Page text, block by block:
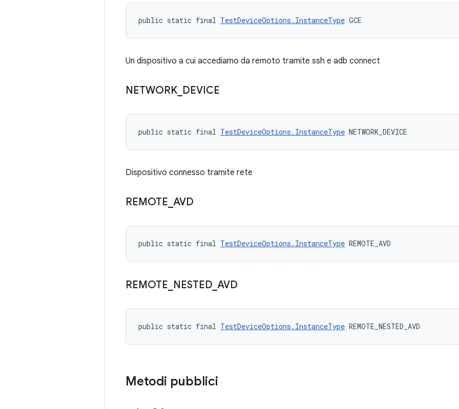
public static final TestDeviceOptions.InstanceType GCE
Un dispositivo a cui accediamo da remoto tramite ssh e adb connect
NETWORK DEVICE
public static final TestDeviceOptions.InstanceType NETWORK_DEVICE
Dispositivo connesso tramite rete
REMOTE AVD
public static final TestDeviceOptions.InstanceType REMOTE_AVD
REMOTE NESTED AVD
public static final TestDeviceOptions.InstanceType REMOTE_NESTED_AVD
Metodi pubblici